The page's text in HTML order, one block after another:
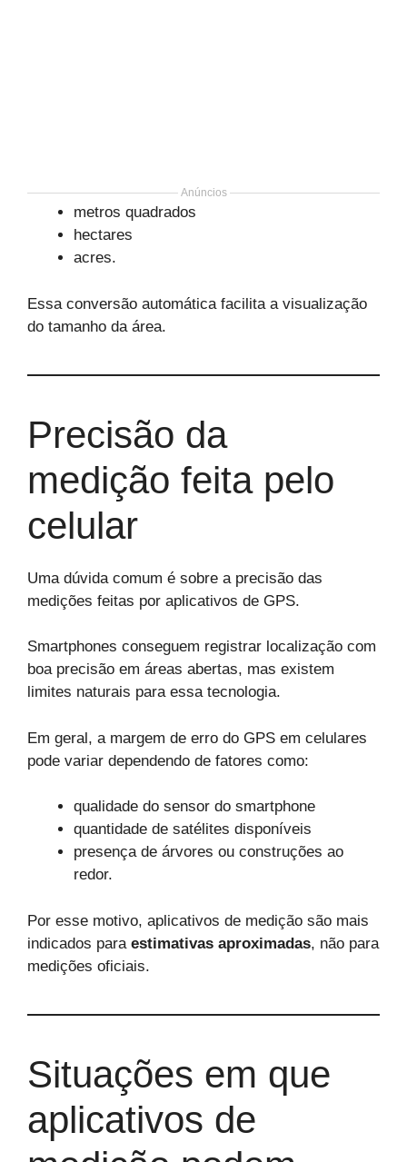
Anúncios
metros quadrados
hectares
acres.
Essa conversão automática facilita a visualização
do tamanho da área.
Precisão da
medição feita pelo
celular
Uma dúvida comum é sobre a precisão das
medições feitas por aplicativos de GPS.
Smartphones conseguem registrar localização com
boa precisão em áreas abertas, mas existem
limites naturais para essa tecnologia.
Em geral, a margem de erro do GPS em celulares
pode variar dependendo de fatores como:
qualidade do sensor do smartphone
quantidade de satélites disponíveis
presença de árvores ou construções ao
redor.
Por esse motivo, aplicativos de medição são mais
indicados para estimativas aproximadas, não para
medições oficiais.
Situações em que
aplicativos de